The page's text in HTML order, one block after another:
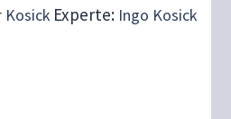
Kosick Experte: Ingo Kosick